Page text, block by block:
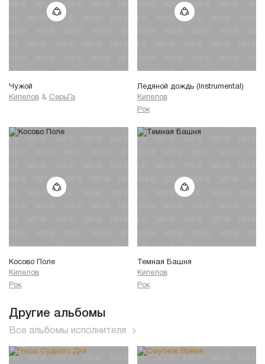
Чужой
Кипелов & СерьГа
Ледяной дождь (Instrumental)
Кипелов
Рок
Косово Поле
Кипелов
Рок
Темная Башня
Кипелов
Рок
Другие альбомы
Все альбомы исполнителя